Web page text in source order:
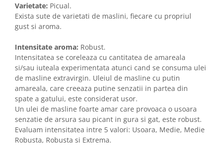
Varietate: Picual.
Exista sute de varietati de maslini, fiecare cu propriul
gust si aroma.
Intensitate aroma: Robust.
Intensitatea se coreleaza cu cantitatea de amareala
si/sau iuteala experimentata atunci cand se consuma ulei
de masline extravirgin. Uleiul de masline cu putin
amareala, care creeaza putine senzatii in partea din
spate a gatului, este considerat usor.
Un ulei de masline foarte amar care provoaca o usoara
senzatie de arsura sau picant in gura si gat, este robust.
Evaluam intensitatea intre 5 valori: Usoara, Medie, Medie
Robusta, Robusta si Extrema.